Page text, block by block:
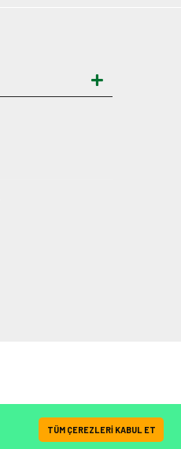
TÜM ÇEREZLERİ KABUL ET
Whatsapp İletişim Hattı